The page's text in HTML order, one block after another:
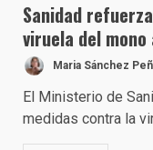
Sanidad
viruela del
Maria Sánchez
El Ministerio de
medidas contra la